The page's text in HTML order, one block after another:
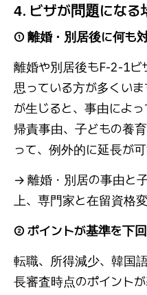
4. ビザが問題にな
① 離婚・別居後に何も
離婚や別居後もF-2-1ビ
思っている方が多くい
が生じると、事由によ
帰責事由、子どもの養
って、例外的に延長が
→ 離婚・別居の事由と
上、専門家と在留資格
② ポイントが基準を下
転職、所得減少、韓国
長審査時点のポイント